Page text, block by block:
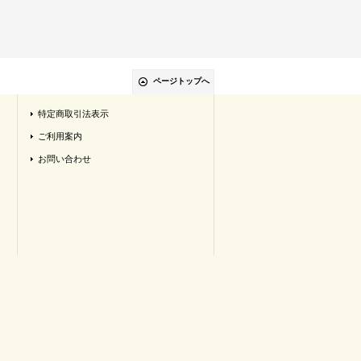
ページトップへ
特定商取引法表示
ご利用案内
お問い合わせ